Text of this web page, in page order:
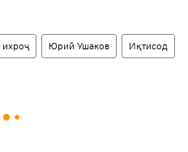
ихроҷ Юрий Ушаков Иқтисод